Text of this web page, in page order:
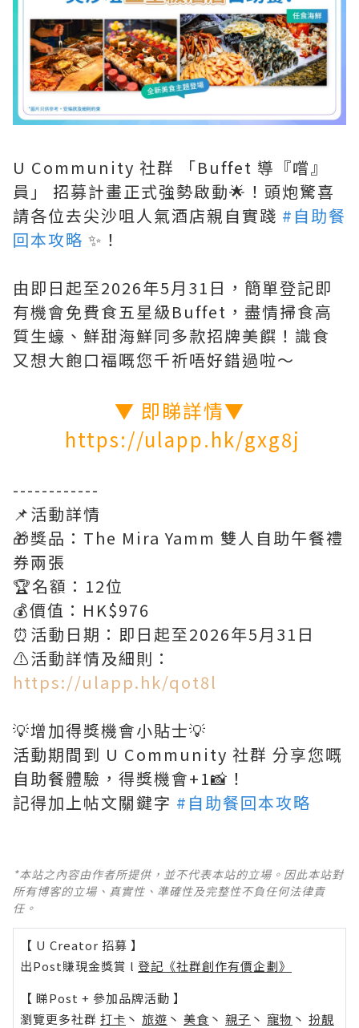
U Community 社群 「Buffet 導『嚐』
員」 招募計畫正式強勢啟動🌟！頭炮驚喜
請各位去尖沙咀人氣酒店親自實踐 #自助餐
回本攻略 ✨！
由即日起至2026年5月31日，簡單登記即
有機會免費食五星級Buffet，盡情掃食高
質生蠔、鮮甜海鮮同多款招牌美饌！識食
又想大飽口福嘅您千祈唔好錯過啦～
▼ 即睇詳情▼
https://ulapp.hk/gxg8j
------------
📌活動詳情
🎁獎品：The Mira Yamm 雙人自助午餐禮
券兩張
🏆名額：12位
💰價值：HK$976
⏰活動日期：即日起至2026年5月31日
⚠️活動詳情及細則：
https://ulapp.hk/qot8l
💡增加得獎機會小貼士💡
活動期間到 U Community 社群 分享您嘅
自助餐體驗，得獎機會+1📸！
記得加上帖文關鍵字 #自助餐回本攻略
*本站之內容由作者所提供，並不代表本站的立場。因此本站對
所有博客的立場、真實性、準確性及完整性不負任何法律責
任。
【 U Creator 招募 】
出Post賺現金獎賞 l 登記《社群創作有價企劃》
【 睇Post + 參加品牌活動 】
瀏覽更多社群 打卡 丶 旅遊 丶 美食 丶 親子 丶 寵物 丶 扮靚